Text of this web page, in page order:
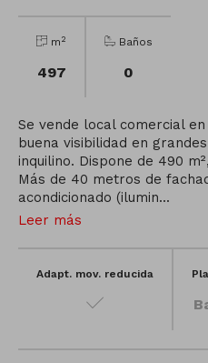
m 2
497
Baños
0
Se vende local comercial
buena visibilidad en
inquilino. Dispone de 490
Más de 40 metros de
acondicionado (ilumin...
Leer más
Adapt. mov. reducida